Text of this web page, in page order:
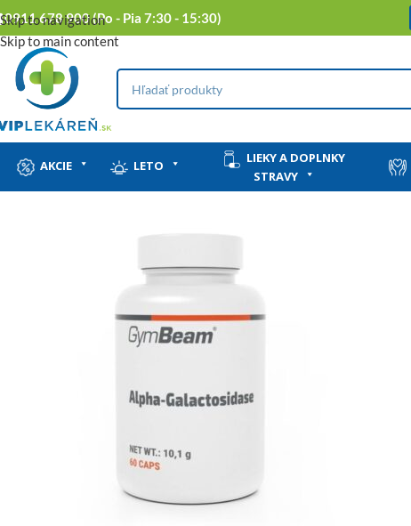
Skip to navigation
Skip to main content
0911 678 900 (Po - Pia 7:30 - 15:30)
AKCIE LETO
LIEKY A DOPLNKY
STRAVY